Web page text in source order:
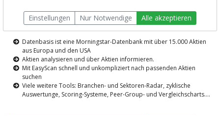
Die Aktienanalyse-Plattform von
TraderFox
Datenbasis ist eine Morningstar-Datenbank mit über 15.000 Aktien
aus Europa und den USA
Aktien analysieren und über Aktien informieren.
Mit EasyScan schnell und unkompliziert nach passenden Aktien
suchen
Viele weitere Tools: Branchen- und Sektoren-Radar, zyklische
Auswertunge, Scoring-Systeme, Peer-Group- und Vergleichscharts....
Einstellungen Nur Notwendige Alle akzeptieren